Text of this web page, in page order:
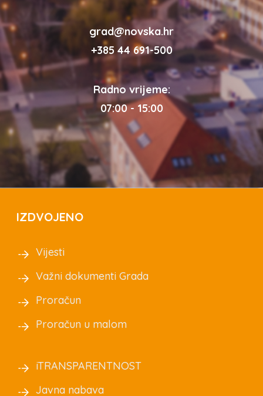
grad@novska.hr
+385 44 691-500
Radno vrijeme:
07:00 - 15:00
IZDVOJENO
Vijesti
Važni dokumenti Grada
Proračun
Proračun u malom
iTRANSPARENTNOST
Javna nabava